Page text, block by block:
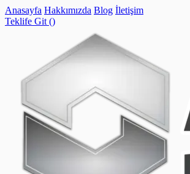
Anasayfa Hakkımızda Blog İletişim
Teklife Git ()